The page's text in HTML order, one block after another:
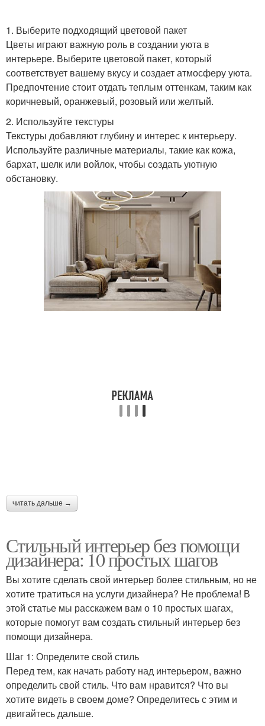
Функциональность в
интерьере
Тень в интерьере
Палитры для
оформления
Эффект в интерьере
Комфортный интерьер Уникальный интерьер
Интерьер в маленькой
Шаги к дизайнерскому
интерьеру
интерьере
Светы для интерьера
1. Выберите подходящий цветовой пакет
Цветы играют важную роль в создании уюта в
интерьере. Выберите цветовой пакет, который
соответствует вашему вкусу и создает атмосферу уюта.
Предпочтение стоит отдать теплым оттенкам, таким как
коричневый, оранжевый, розовый или желтый.
2. Используйте текстуры
Текстуры добавляют глубину и интерес к интерьеру.
Используйте различные материалы, такие как кожа,
бархат, шелк или войлок, чтобы создать уютную
обстановку.
читать дальше →
Стильный интерьер без помощи
дизайнера: 10 простых шагов
Вы хотите сделать свой интерьер более стильным, но не
хотите тратиться на услуги дизайнера? Не проблема! В
этой статье мы расскажем вам о 10 простых шагах,
которые помогут вам создать стильный интерьер без
помощи дизайнера.
Шаг 1: Определите свой стиль
Перед тем, как начать работу над интерьером, важно
определить свой стиль. Что вам нравится? Что вы
хотите видеть в своем доме? Определитесь с этим и
двигайтесь дальше.